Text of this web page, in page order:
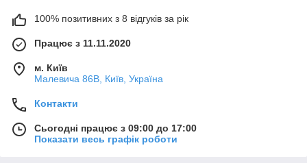
100% позитивних з 8 відгуків за рік
Працює з 11.11.2020
м. Київ
Малевича 86В, Київ, Україна
Контакти
Сьогодні працює з 09:00 до 17:00
Показати весь графік роботи